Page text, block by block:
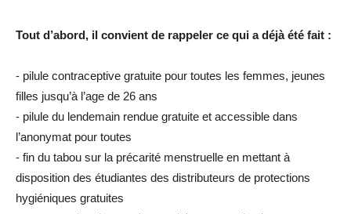
Tout d’abord, il convient de rappeler ce qui a déjà été fait :
⁃ pilule contraceptive gratuite pour toutes les femmes, jeunes
filles jusqu’à l’age de 26 ans
⁃ pilule du lendemain rendue gratuite et accessible dans
l’anonymat pour toutes
⁃ fin du tabou sur la précarité menstruelle en mettant à
disposition des étudiantes des distributeurs de protections
hygiéniques gratuites